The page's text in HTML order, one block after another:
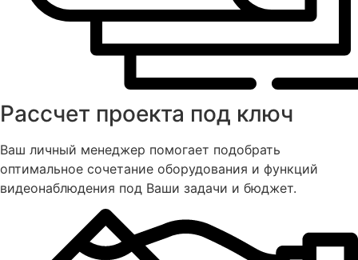
Рассчет проекта под ключ
Ваш личный менеджер помогает подобрать
оптимальное сочетание оборудования и функций
видеонаблюдения под Ваши задачи и бюджет.